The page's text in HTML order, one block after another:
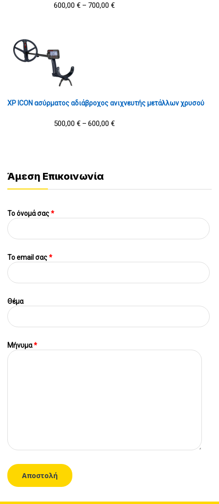
600,00 € – 700,00 €
XP ICON ασύρματος αδιάβροχος ανιχνευτής μετάλλων χρυσού
500,00 € – 600,00 €
Άμεση Επικοινωνία
Το όνομά σας*
To email σας*
Θέμα
Μήνυμα*